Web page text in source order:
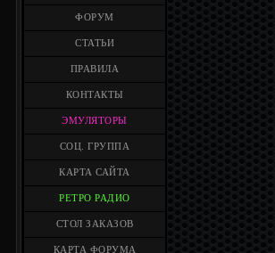
ФОРУМ
СТАТЬИ
ПРАВИЛА
КОНТАКТЫ
ЭМУЛЯТОРЫ
СОЦ. ГРУППА
КАРТА САЙТА
РЕТРО РАДИО
СТОЛ ЗАКАЗОВ
КАРТА ФОРУМА